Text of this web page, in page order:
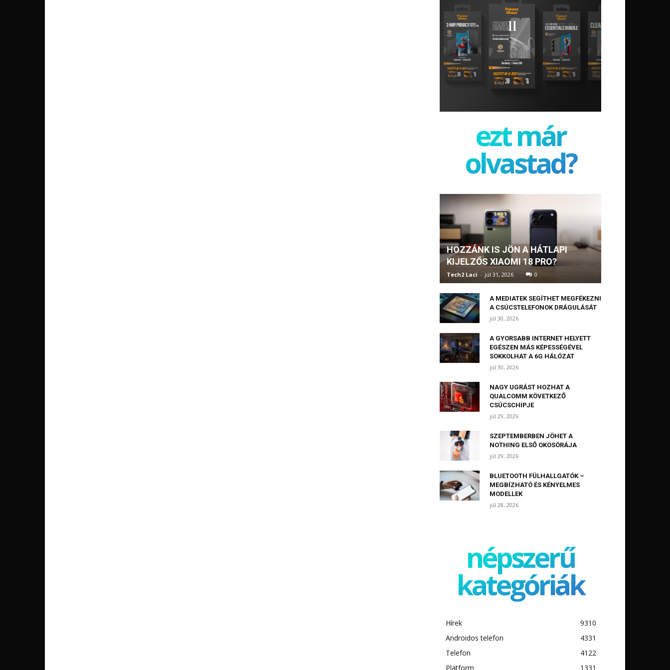
ezt már
olvastad?
HOZZÁNK IS JÖN A HÁTLAPI
KIJELZŐS XIAOMI 18 PRO?
Tech2 Laci - júl 31, 2026 0
A MEDIATEK SEGÍTHET MEGFÉKEZNI
A CSÚCSTELEFONOK DRÁGULÁSÁT
júl 30, 2026
A GYORSABB INTERNET HELYETT
EGÉSZEN MÁS KÉPESSÉGÉVEL
SOKKOLHAT A 6G HÁLÓZAT
júl 30, 2026
NAGY UGRÁST HOZHAT A
QUALCOMM KÖVETKEZŐ
CSÚCSCHIPJE
júl 29, 2026
SZEPTEMBERBEN JÖHET A
NOTHING ELSŐ OKOSÓRÁJA
júl 29, 2026
BLUETOOTH FÜLHALLGATÓK –
MEGBÍZHATÓ ÉS KÉNYELMES
MODELLEK
júl 28, 2026
népszerű
kategóriák
Hírek
9310
Androidos telefon
4331
Telefon
4122
Platform
1331